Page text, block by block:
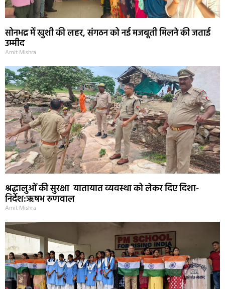
सोनभद्र में खुशी की लहर, संगठन को नई मजबूती मिलने की जताई
उम्मीद
Amit Mishra
श्रद्धालुओं की सुरक्षा यातायात व्यवस्था को लेकर दिए दिशा-
निर्देश:ऋषभ रुणवाल
Amit Mishra